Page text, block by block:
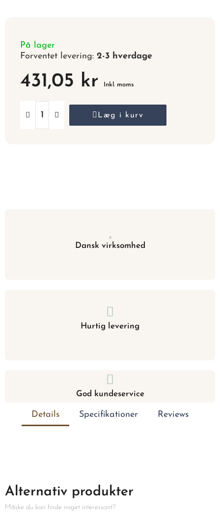
På lager
Forventet levering: 2-3 hverdage
431,05 kr Inkl. moms
Læg i kurv
Dansk virksomhed
Hurtig levering
God kundeservice
Details Specifikationer Reviews
Alternativ produkter
Måske du kan finde noget interessant?